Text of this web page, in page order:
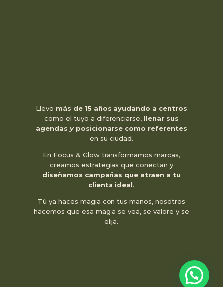
Llevo más de 15 años ayudando a centros
como el tuyo a diferenciarse, llenar sus
agendas yposicionarse como referentes
en su ciudad.
En Focus & Glow transformamos marcas,
creamos estrategias que conectan y
diseñamos campañas que atraen a tu
clienta ideal.
Tú ya haces magia con tus manos, nosotros
hacemos que esa magia se vea, se valore y se
elija.